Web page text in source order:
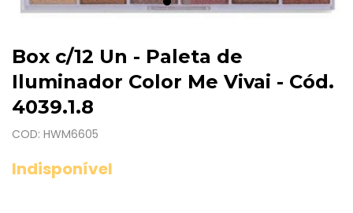
Box c/12 Un - Paleta de
Iluminador Color Me Vivai - Cód.
4039.1.8
COD: HWM6605
Indisponível